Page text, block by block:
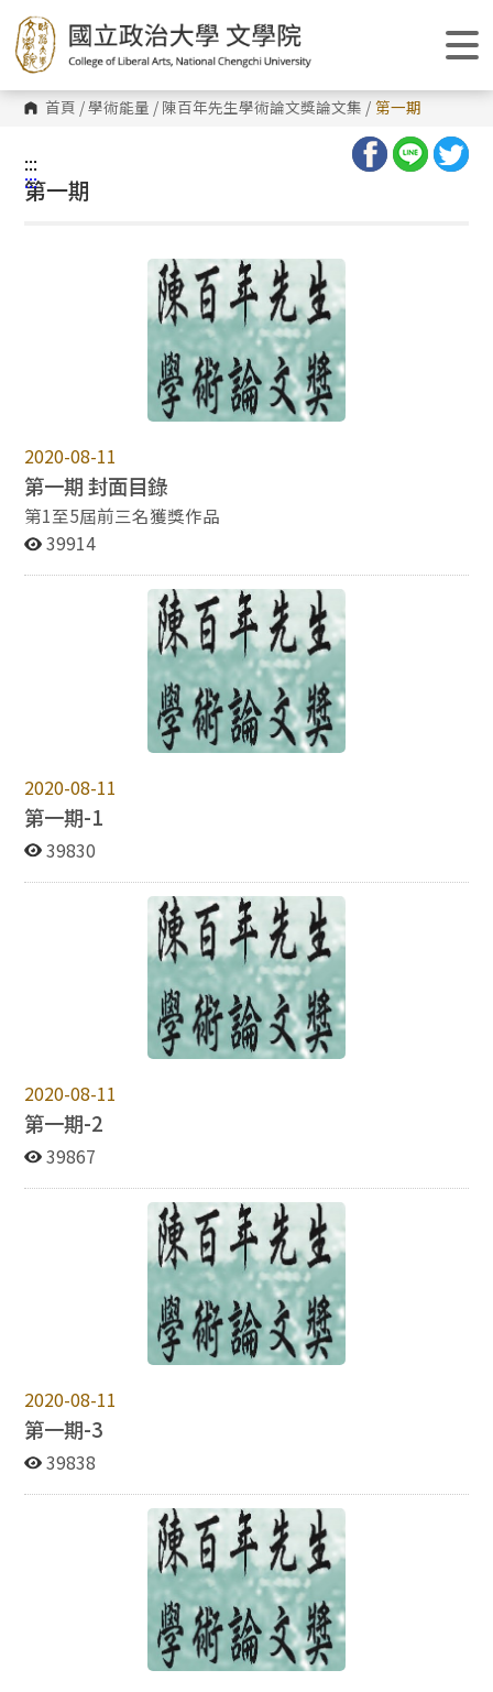
跳
到
主
要
內
容
區 首頁 /學術能量 / 陳百年先生學術論文獎論文集 / 第一期
:::
:::
第一期
2020-08-11
第一期 封面目錄
第1至5屆前三名獲獎作品
39914
2020-08-11
第一期-1
39830
2020-08-11
第一期-2
39867
2020-08-11
第一期-3
39838